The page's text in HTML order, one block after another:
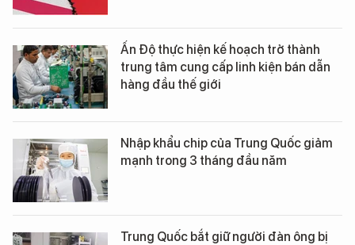
Ấn Độ thực hiện kế hoạch trở thành
trung tâm cung cấp linh kiện bán dẫn
hàng đầu thế giới
Nhập khẩu chip của Trung Quốc giảm
mạnh trong 3 tháng đầu năm
Trung Quốc bắt giữ người đàn ông bị